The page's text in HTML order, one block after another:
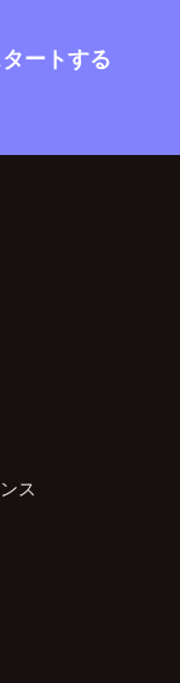
ートする
ス